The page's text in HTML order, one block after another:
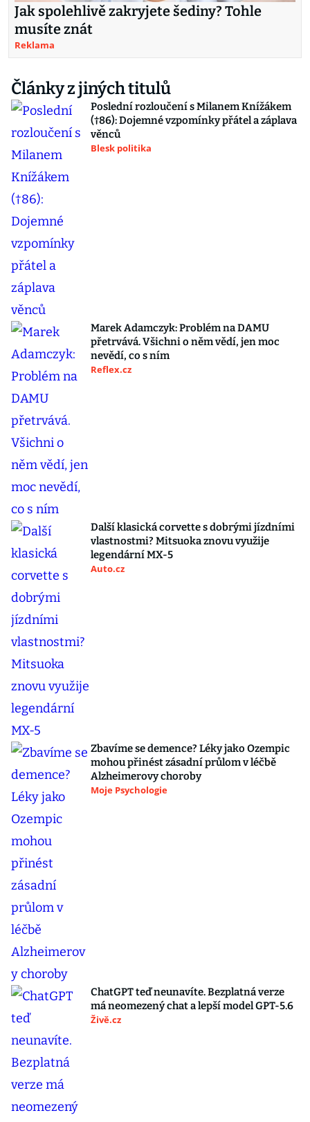
Jak spolehlivě zakryjete šediny? Tohle
musíte znát
Reklama
Články z jiných titulů
Poslední rozloučení s Milanem Knížákem
(†86): Dojemné vzpomínky přátel a záplava
věnců
Blesk politika
Marek Adamczyk: Problém na DAMU
přetrvává. Všichni o něm vědí, jen moc
nevědí, co s ním
Reflex.cz
Další klasická corvette s dobrými jízdními
vlastnostmi? Mitsuoka znovu využije
legendární MX-5
Auto.cz
Zbavíme se demence? Léky jako Ozempic
mohou přinést zásadní průlom v léčbě
Alzheimerovy choroby
Moje Psychologie
ChatGPT teď neunavíte. Bezplatná verze
má neomezený chat a lepší model GPT-5.6
Živě.cz